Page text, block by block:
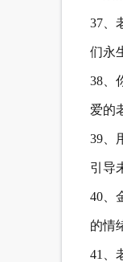
37、
们永
38、
爱的
39、
引导
40、
的情
41、